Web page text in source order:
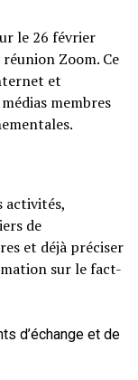
le 26 février
réunion Zoom. Ce
et
membres
activités,
de
et déjà préciser
sur le fact-
d’échange et de